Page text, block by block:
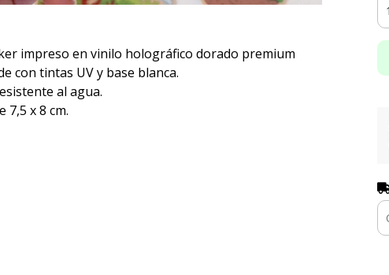
impreso en vinilo holográfico dorado premium
con tintas UV y base blanca.
al agua.
7,5 x 8 cm.